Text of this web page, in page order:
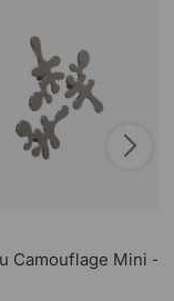
Camouflage Mini -